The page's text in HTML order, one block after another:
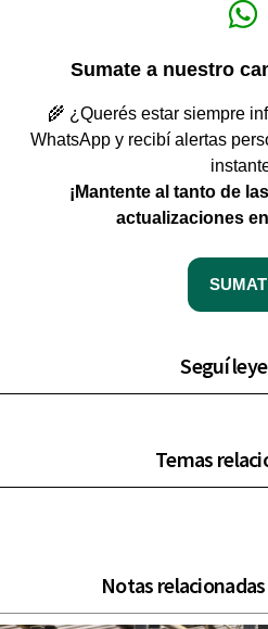
Sumate a nuestro
🌾 ¿Querés estar siempre
WhatsApp y recibí alertas
¡Mantente al tanto de
actualizaciones
Seguí
Temas
Notas